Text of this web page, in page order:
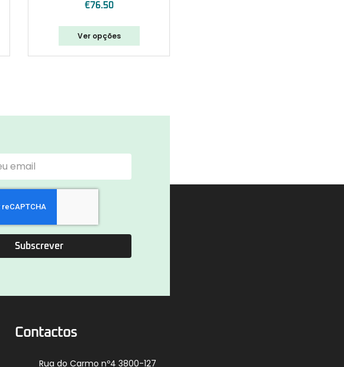
€76.50
Ver opções
Subscrever
Contactos
Rua do Carmo nº4 3800-127